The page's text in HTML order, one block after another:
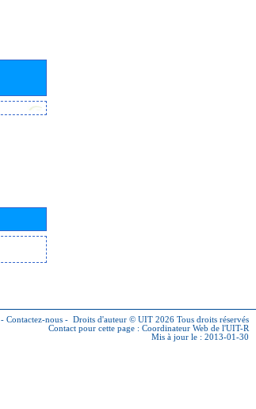
- Contactez-nous - Droits d'auteur © UIT 2026 Tous droits réservés
Contact pour cette page : Coordinateur Web de l'UIT-R
Mis à jour le : 2013-01-30